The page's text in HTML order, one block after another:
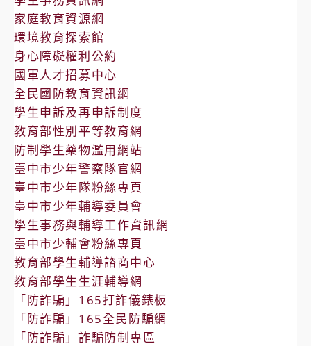
家庭教育資源網
環境教育探索館
身心障礙權利公約
國軍人才招募中心
全民國防教育資訊網
學生申訴及再申訴制度
教育部性別平等教育網
防制學生藥物濫用網站
臺中市少年警察隊官網
臺中市少年隊粉絲專頁
臺中市少年輔導委員會
學生事務與輔導工作資訊網
臺中市少輔會粉絲專頁
教育部學生輔導諮商中心
教育部學生生涯輔導網
「防詐騙」165打詐儀錶板
「防詐騙」165全民防騙網
「防詐騙」詐騙防制專區